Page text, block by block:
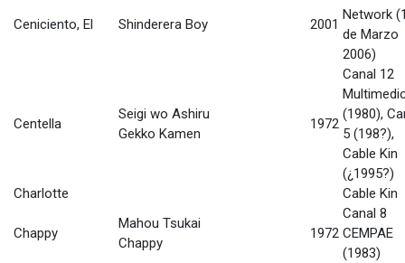
Ceniciento, El Shinderera Boy 2001
Network
de Marzo
2006)
Centella
Seigi wo Ashiru
Gekko Kamen
1972
Canal 12
(1980),
5 (198?),
Cable Kin
(¿1995?)
Charlotte
Cable Kin
Chappy
Mahou Tsukai
Chappy
1972
Canal 8
CEMPAE
(1983)